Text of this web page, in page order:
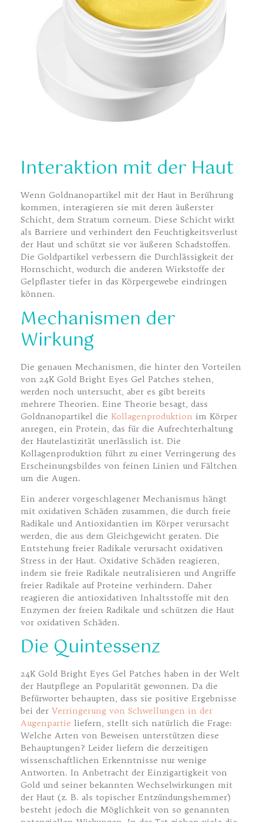
Interaktion mit der Haut
Wenn Goldnanopartikel mit der Haut in Berührung
kommen, interagieren sie mit deren äußerster
Schicht, dem Stratum corneum. Diese Schicht wirkt
als Barriere und verhindert den Feuchtigkeitsverlust
der Haut und schützt sie vor äußeren Schadstoffen.
Die Goldpartikel verbessern die Durchlässigkeit der
Hornschicht, wodurch die anderen Wirkstoffe der
Gelpflaster tiefer in das Körpergewebe eindringen
können.
Mechanismen der
Wirkung
Die genauen Mechanismen, die hinter den Vorteilen
von 24K Gold Bright Eyes Gel Patches stehen,
werden noch untersucht, aber es gibt bereits
mehrere Theorien. Eine Theorie besagt, dass
Goldnanopartikel die Kollagenproduktion im Körper
anregen, ein Protein, das für die Aufrechterhaltung
der Hautelastizität unerlässlich ist. Die
Kollagenproduktion führt zu einer Verringerung des
Erscheinungsbildes von feinen Linien und Fältchen
um die Augen.
Ein anderer vorgeschlagener Mechanismus hängt
mit oxidativen Schäden zusammen, die durch freie
Radikale und Antioxidantien im Körper verursacht
werden, die aus dem Gleichgewicht geraten. Die
Entstehung freier Radikale verursacht oxidativen
Stress in der Haut. Oxidative Schäden reagieren,
indem sie freie Radikale neutralisieren und Angriffe
freier Radikale auf Proteine verhindern. Daher
reagieren die antioxidativen Inhaltsstoffe mit den
Enzymen der freien Radikale und schützen die Haut
vor oxidativen Schäden.
Die Quintessenz
24K Gold Bright Eyes Gel Patches haben in der Welt
der Hautpflege an Popularität gewonnen. Da die
Befürworter behaupten, dass sie positive Ergebnisse
bei der Verringerung von Schwellungen in der
Augenpartie liefern, stellt sich natürlich die Frage:
Welche Arten von Beweisen unterstützen diese
Behauptungen? Leider liefern die derzeitigen
wissenschaftlichen Erkenntnisse nur wenige
Antworten. In Anbetracht der Einzigartigkeit von
Gold und seiner bekannten Wechselwirkungen mit
der Haut (z. B. als topischer Entzündungshemmer)
besteht jedoch die Möglichkeit von so genannten